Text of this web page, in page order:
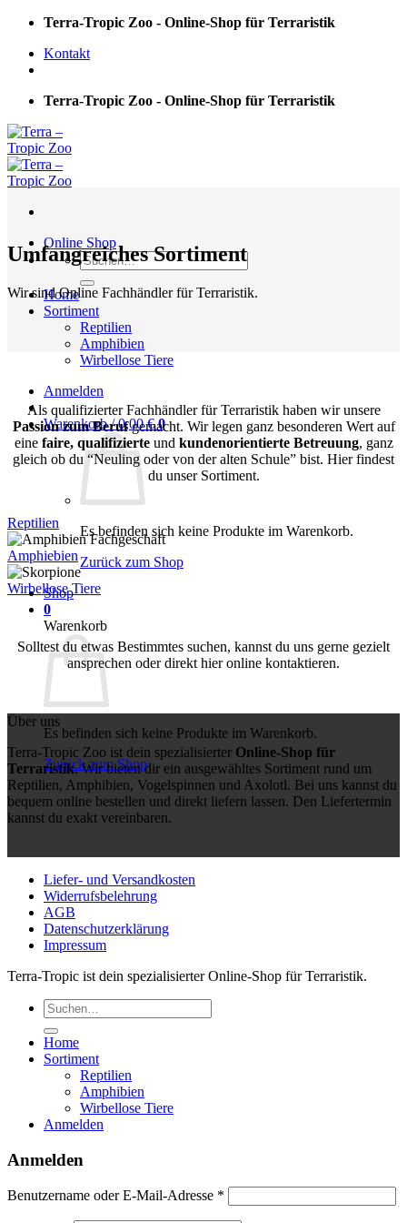
Skip
content
Terra-Tropic Zoo - Online-Shop für Terraristik
Kontakt
Terra-Tropic Zoo - Online-Shop für Terraristik
Online Shop
Suchen
nach:
Home
Sortiment
Reptilien
Amphibien
Wirbellose Tiere
Anmelden
Warenkorb /0,00€ 0
Es befinden sich keine Produkte im Warenkorb.
Zurück zum Shop
Shop
0
Warenkorb
Es befinden sich keine Produkte im Warenkorb.
Zurück zum Shop
Umfangreiches Sortiment
Wir sind Online Fachhändler für Terraristik.
Als qualifizierter Fachhändler für Terraristik haben wir unsere
Passion zum Berufgemacht. Wir legen ganz besonderen Wert auf
eine faire, qualifizierteund kundenorientierte Betreuung, ganz
gleich ob du “Neuling oder von der alten Schule” bist. Hier findest
du unser Sortiment.
Reptilien
Amphiebien
Wirbellose Tiere
Solltest du etwas Bestimmtes suchen, kannst du uns gerne gezielt
ansprechen oder direkt hier online kontaktieren.
Über uns
Terra-Tropic Zoo ist dein spezialisierter Online-Shop für
Terraristik. Wir bieten dir ein ausgewähltes Sortiment rund um
Reptilien, Amphibien, Vogelspinnen und Axolotl. Bei uns kannst du
bequem online bestellen und direkt liefern lassen. Den Liefertermin
kannst du exakt vereinbaren.
Liefer- und Versandkosten
Widerrufsbelehrung
AGB
Datenschutzerklärung
Impressum
Terra-Tropic ist dein spezialisierter Online-Shop für Terraristik.
Suchen
nach:
Home
Sortiment
Reptilien
Amphibien
Wirbellose Tiere
Anmelden
Anmelden
Benutzername oder E-Mail-Adresse *